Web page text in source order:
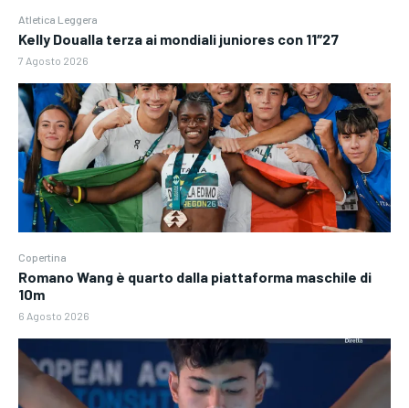
Atletica Leggera
Kelly Doualla terza ai mondiali juniores con 11″27
7 Agosto 2026
Copertina
Romano Wang è quarto dalla piattaforma maschile di
10m
6 Agosto 2026